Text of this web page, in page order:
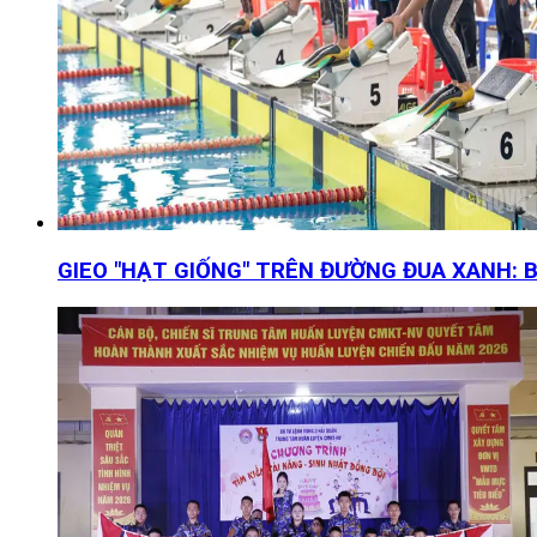
GIEO "HẠT GIỐNG" TRÊN ĐƯỜNG ĐUA